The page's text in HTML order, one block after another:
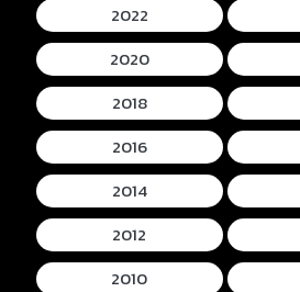
2022
2020
2018
2016
2014
2012
2010